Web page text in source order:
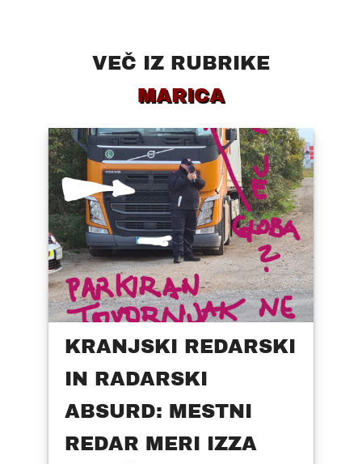
VEČ IZ RUBRIKE
MARICA
KRANJSKI REDARSKI
IN RADARSKI
ABSURD: MESTNI
REDAR MERI IZZA